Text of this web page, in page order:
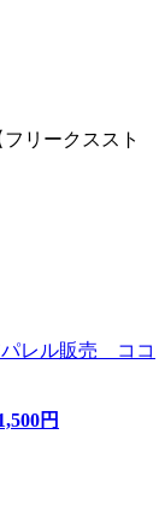
リークススト
パレル販売 ココ
円